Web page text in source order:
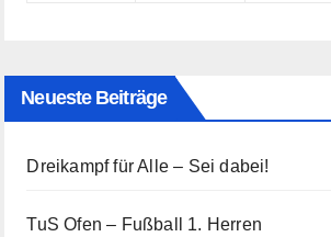
Neueste Beiträge
Dreikampf für Alle – Sei dabei!
TuS Ofen – Fußball 1. Herren